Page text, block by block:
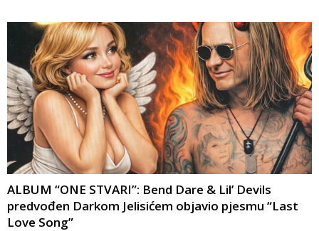
ALBUM “ONE STVARI”: Bend Dare & Lil’ Devils
predvođen Darkom Jelisićem objavio pjesmu “Last
Love Song”